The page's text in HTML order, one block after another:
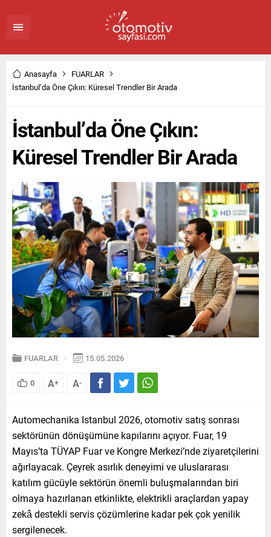
Anasayfa
FUARLAR
İstanbul’da Öne Çıkın: Küresel Trendler Bir Arada
İstanbul’da Öne Çıkın:
Küresel Trendler Bir Arada
FUARLAR 15.05.2026
0 A+ A-
Automechanika Istanbul 2026, otomotiv satış sonrası
sektörünün dönüşümüne kapılarını açıyor. Fuar, 19
Mayıs’ta TÜYAP Fuar ve Kongre Merkezi’nde ziyaretçilerini
ağırlayacak. Çeyrek asırlık deneyimi ve uluslararası
katılım gücüyle sektörün önemli buluşmalarından biri
olmaya hazırlanan etkinlikte, elektrikli araçlardan yapay
zekâ destekli servis çözümlerine kadar pek çok yenilik
sergilenecek.